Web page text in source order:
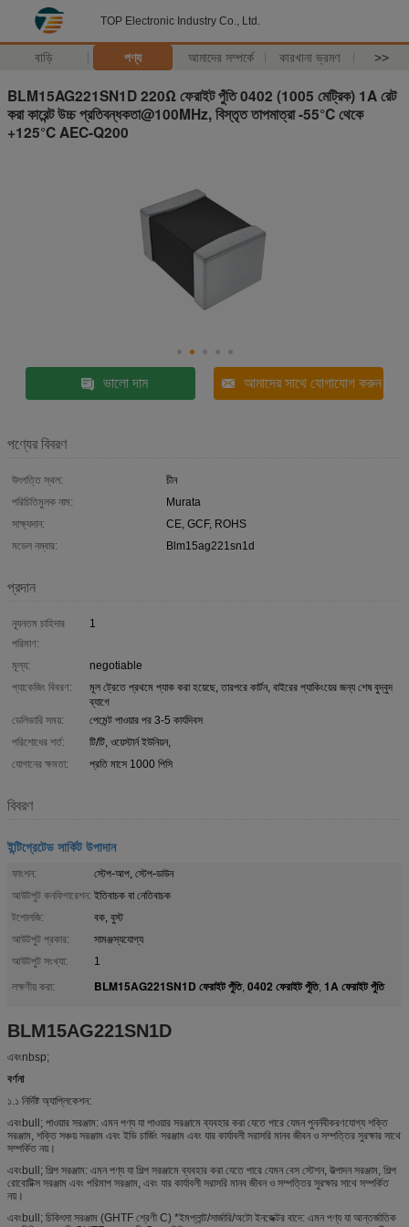
TOP Electronic Industry Co., Ltd.
বাড়ি পণ্য আমাদের সম্পর্কে কারখানা ভ্রমণ >>
BLM15AG221SN1D 220Ω ফেরাইট পুঁতি 0402 (1005 মেট্রিক) 1A রেট
করা কারেন্ট উচ্চ প্রতিবন্ধকতা@100MHz, বিস্তৃত তাপমাত্রা -55°C থেকে
+125°C AEC-Q200
ভালো দাম আমাদের সাথে যোগাযোগ করুন
পণ্যের বিবরণ
উৎপত্তি স্থল:
চীন
পরিচিতিমুলক নাম:
Murata
সাক্ষ্যদান:
CE, GCF, ROHS
মডেল নম্বার:
Blm15ag221sn1d
প্রদান
ন্যূনতম চাহিদার
পরিমাণ:
1
মূল্য:
negotiable
প্যাকেজিং বিবরণ:
মূল ট্রেতে প্রথমে প্যাক করা হয়েছে, তারপরে কার্টন, বাইরের প্যাকিংয়ের জন্য শেষ বুদ্বুদ
ব্যাগে
ডেলিভারি সময়:
পেমেন্ট পাওয়ার পর 3-5 কার্যদিবস
পরিশোধের শর্ত:
টি/টি, ওয়েস্টার্ন ইউনিয়ন,
যোগানের ক্ষমতা:
প্রতি মাসে 1000 পিসি
বিবরণ
ইন্টিগ্রেটেড সার্কিট উপাদান
ফাংশন:
স্টেপ-আপ, স্টেপ-ডাউন
আউটপুট কনফিগারেশন: ইতিবাচক বা নেতিবাচক
টপোলজি:
বক, বুস্ট
আউটপুট প্রকার:
সামঞ্জস্যযোগ্য
আউটপুট সংখ্যা:
1
লক্ষণীয় করা:
BLM15AG221SN1D ফেরাইট পুঁতি, 0402 ফেরাইট পুঁতি, 1A ফেরাইট পুঁতি
BLM15AG221SN1D
এবংnbsp;
বর্ণনা
১.১ নির্দিষ্ট অ্যাপ্লিকেশন:
এবংbull; পাওয়ার সরঞ্জাম: এমন পণ্য যা পাওয়ার সরঞ্জামে ব্যবহার করা যেতে পারে যেমন পুনর্নবীকরণযোগ্য শক্তি
সরঞ্জাম, শক্তি সঞ্চয় সরঞ্জাম এবং ইভি চার্জিং সরঞ্জাম এবং যার কার্যাবলী সরাসরি মানব জীবন ও সম্পত্তির সুরক্ষার সাথে
সম্পর্কিত নয়।
এবংbull; শিল্প সরঞ্জাম: এমন পণ্য যা শিল্প সরঞ্জামে ব্যবহার করা যেতে পারে যেমন বেস স্টেশন, উত্পাদন সরঞ্জাম, শিল্প
রোবোটিক্স সরঞ্জাম এবং পরিমাপ সরঞ্জাম, এবং যার কার্যাবলী সরাসরি মানব জীবন ও সম্পত্তির সুরক্ষার সাথে সম্পর্কিত
নয়।
এবংbull; চিকিৎসা সরঞ্জাম (GHTF শ্রেণী C) *ইমপ্লান্ট/সার্জারি/অটো ইনজেক্টর বাদে: এমন পণ্য যা আন্তর্জাতিক